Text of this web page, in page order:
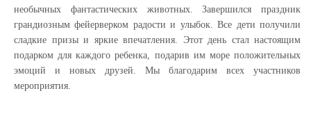
необычных фантастических животных. Завершился праздник
грандиозным фейерверком радости и улыбок. Все дети получили
сладкие призы и яркие впечатления. Этот день стал настоящим
подарком для каждого ребенка, подарив им море положительных
эмоций и новых друзей. Мы благодарим всех участников
мероприятия.